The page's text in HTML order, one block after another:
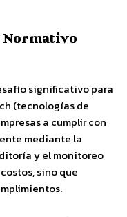
Normativo
significativo para
(tecnologías de
a cumplir con
mediante la
y el monitoreo
sino que